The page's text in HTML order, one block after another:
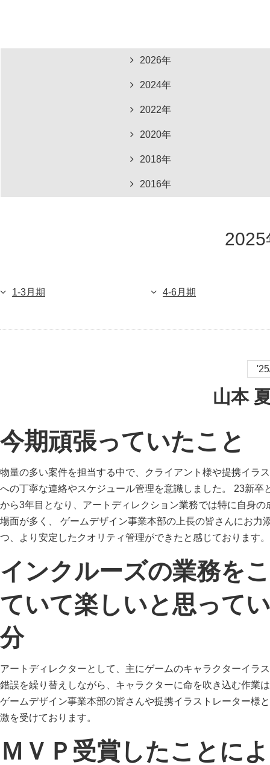
2026年
2024年
2022年
2020年
2018年
2016年
1-3月期 4-6月期
山本
今期頑張っていたこと
物量の多い案件を担当する中で、クライアント様や提携イラ
への丁寧な連絡やスケジュール管理を意識しました。 23新卒
から3年目となり、アートディレクション業務では特に自身の
場面が多く、 ゲームデザイン事業本部の上長の皆さんにお力
つ、より安定したクオリティ管理ができたと感じております。
インクルーズの業務を
ていて楽しいと思って
分
アートディレクターとして、主にゲームのキャラクターイラ
錯誤を繰り替えしながら、キャラクターに命を吹き込む作業
ゲームデザイン事業本部の皆さんや提携イラストレーター様
激を受けております。
ＭＶＰ受賞したことに